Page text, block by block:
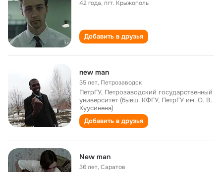
42 года,пгт. Крыжополь
Добавить в друзья
new man
35 лет, Петрозаводск
ПетрГУ, Петрозаводский государственный
университет (бывш. КФГУ, ПетрГУ им. О. В.
Куусинена)
Добавить в друзья
New man
36 лет,Саратов